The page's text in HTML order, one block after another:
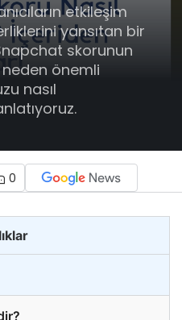
etkileşim
yansıtan bir
skorunun
neden önemli
nasıl
0